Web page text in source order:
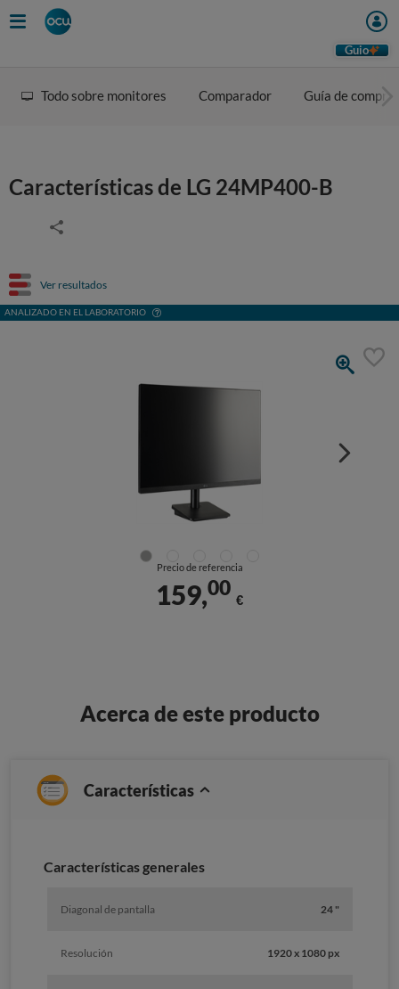
Guio
Todo sobre monitores Comparador Guía de compra
Características de LG 24MP400-B
Ver resultados
ANALIZADO EN EL LABORATORIO
Precio de referencia
159,00
€
Acerca de este producto
Características
Caracterí­sticas generales
Diagonal de pantalla 24 "
Resolución 1920 x 1080 px